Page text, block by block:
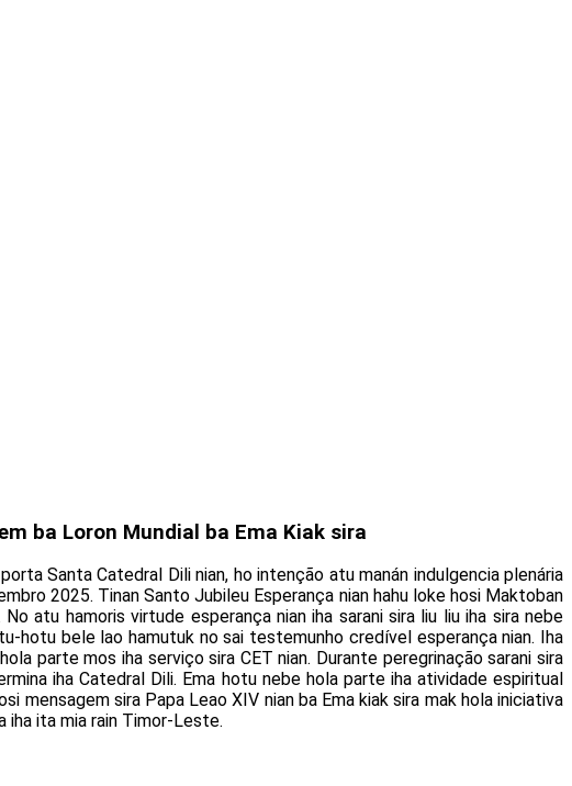
ba Loron Mundial ba Ema Kiak sira
Santa Catedral Dili nian, ho intenção atu manán indulgencia plenária
2025. Tinan Santo Jubileu Esperança nian hahu loke hosi Maktoban
atu hamoris virtude esperança nian iha sarani sira liu liu iha sira nebe
hotu bele lao hamutuk no sai testemunho credível esperança nian. Iha
parte mos iha serviço sira CET nian. Durante peregrinação sarani sira
iha Catedral Dili. Ema hotu nebe hola parte iha atividade espiritual
mensagem sira Papa Leao XIV nian ba Ema kiak sira mak hola iniciativa
iha ita mia rain Timor-Leste.